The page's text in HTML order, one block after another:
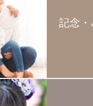
への仲間入りをする、
み出す一歩をキラリが
袖レンタル・販売は、
までお気軽にお問
記念・